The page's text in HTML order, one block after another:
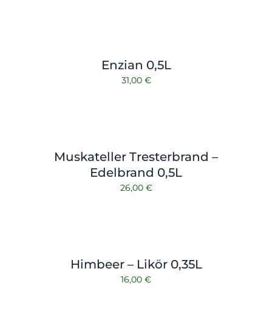
Enzian 0,5L
31,00 €
Muskateller Tresterbrand –
Edelbrand 0,5L
26,00 €
Himbeer – Likör 0,35L
16,00 €